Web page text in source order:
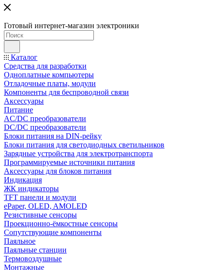
Готовый интернет-магазин электроники
Каталог
Средства для разработки
Одноплатные компьютеры
Отладочные платы, модули
Компоненты для беспроводной связи
Аксессуары
Питание
AC/DC преобразователи
DC/DC преобразователи
Блоки питания на DIN-рейку
Блоки питания для светодиодных светильников
Зарядные устройства для электротранспорта
Программируемые источники питания
Аксессуары для блоков питания
Индикация
ЖК индикаторы
TFT панели и модули
ePaper, OLED, AMOLED
Резистивные сенсоры
Проекционно-ёмкостные сенсоры
Сопутствующие компоненты
Паяльное
Паяльные станции
Термовоздушные
Монтажные